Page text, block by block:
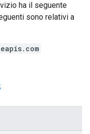
ha il seguente
sono relativi a